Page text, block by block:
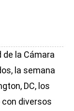
de la Cámara
la semana
DC, los
diversos